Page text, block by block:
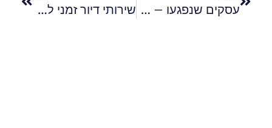
עסקים שנפגעו – כך תקבלו סיוע כלכלי מיידי שירותי דיור זמני למשפחות שביתן נהרס